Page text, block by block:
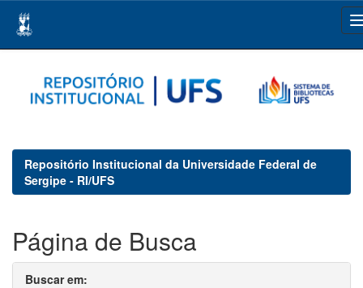
navigation
Repositório Institucional da Universidade Federal de
Sergipe - RI/UFS
Página de Busca
Buscar em: